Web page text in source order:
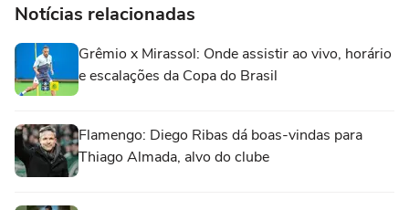
Notícias relacionadas
Grêmio x Mirassol: Onde assistir ao vivo, horário
e escalações da Copa do Brasil
Flamengo: Diego Ribas dá boas-vindas para
Thiago Almada, alvo do clube